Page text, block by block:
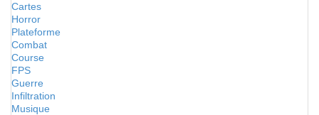
Cartes
Horror
Plateforme
Combat
Course
FPS
Guerre
Infiltration
Musique